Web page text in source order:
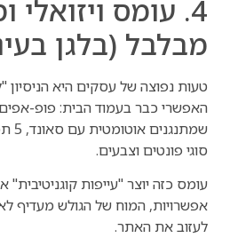
4. עומס ויזואלי
מבלבל (בלגן
טעות נפוצה של עסקים היא
האפשרי כבר בעמוד הבית: פופ-
סוגי פונטים וצבעים.
עומס כזה יוצר "עייפות
אפשרויות, המוח של הגולש מעדיף
לעזוב את האתר.